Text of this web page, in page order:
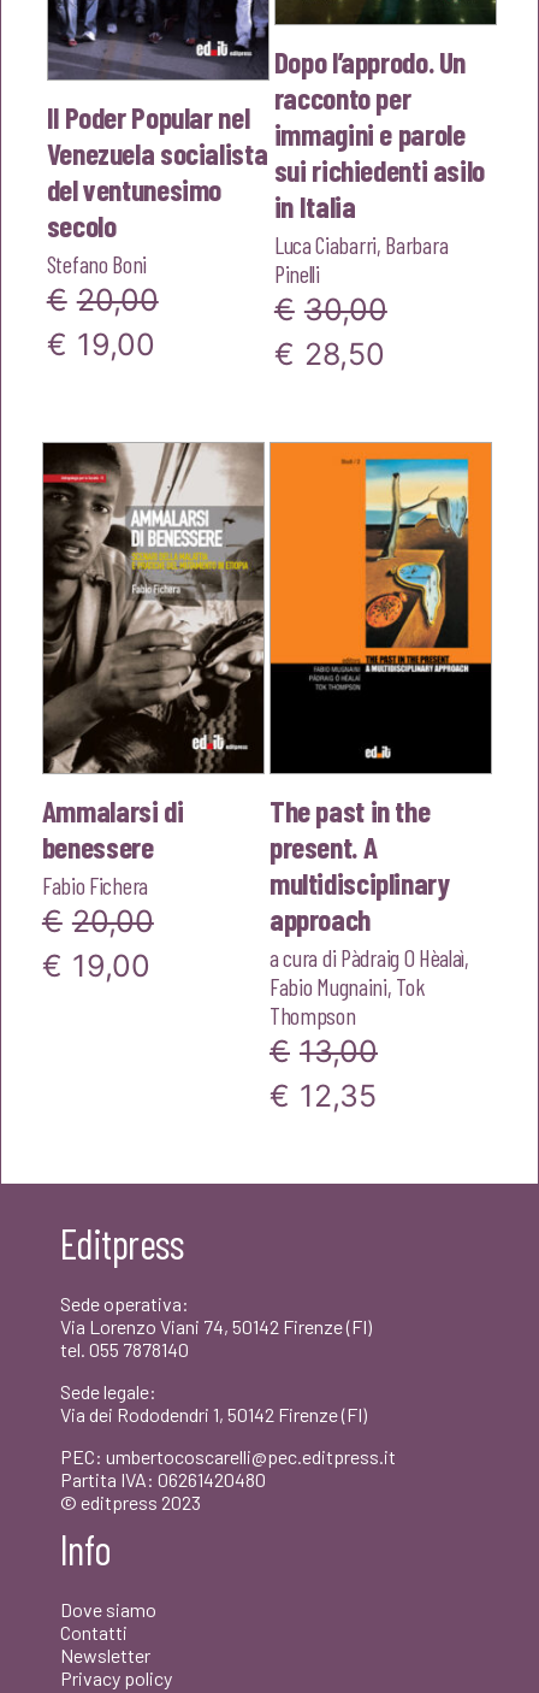
Il Poder Popular nel
Venezuela socialista
del ventunesimo
secolo
Stefano Boni
€ 20,00
Il
originale
era:
€20,00.
€ 19,00
attuale
è:
€19,00.
Dopo l’approdo. Un
racconto per
immagini e parole
sui richiedenti asilo
in Italia
Luca Ciabarri, Barbara
Pinelli
€ 30,00
Il
originale
€30,00.
€ 28,50
attuale
è:
€28,50.
Ammalarsi di
benessere
Fabio Fichera
€ 20,00
Il
€ 19,00
The past in the
present. A
multidisciplinary
approach
a cura di Pàdraig O Hèalaì,
Fabio Mugnaini, Tok
Thompson
€ 13,00
Il
originale
€ 12,35Il
attuale
Editpress
Sede operativa:
Via Lorenzo Viani 74, 50142 Firenze (FI)
tel. 055 7878140
Sede legale:
Via dei Rododendri 1, 50142 Firenze (FI)
PEC: umbertocoscarelli@pec.editpress.it
Partita IVA: 06261420480
© editpress 2023
Info
Dove siamo
Contatti
Newsletter
Privacy policy